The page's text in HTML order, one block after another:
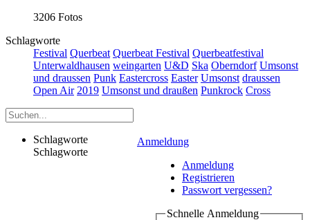
3206 Fotos
Schlagworte
Festival Querbeat Querbeat Festival Querbeatfestival
Unterwaldhausen weingarten U&D Ska Oberndorf Umsonst
und draussen Punk Eastercross Easter Umsonst draussen
Open Air 2019 Umsonst und draußen Punkrock Cross
Anmeldung
Anmeldung
Registrieren
Passwort vergessen?
Schnelle Anmeldung
Schlagworte
Schlagworte